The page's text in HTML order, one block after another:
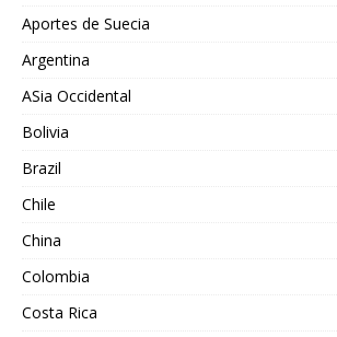
Aportes de Suecia
Argentina
ASia Occidental
Bolivia
Brazil
Chile
China
Colombia
Costa Rica